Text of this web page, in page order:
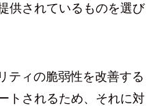
供されているものを選び
ティの脆弱性を改善する
トされるため、それに対